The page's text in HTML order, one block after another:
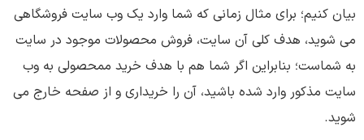
بیان کنیم؛ برای مثال زمانی که شما وارد یک وب سایت فروشگاهی
می شوید، هدف کلی آن سایت، فروش محصولات موجود در سایت
به شماست؛ بنابراین اگر شما هم با هدف خرید ممحصولی به وب
سایت مذکور وارد شده باشید، آن را خریداری و از صفحه خارج می
شوید.